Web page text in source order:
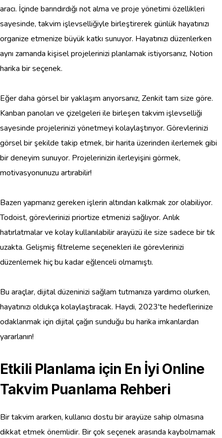
aracı. İçinde barındırdığı not alma ve proje yönetimi özellikleri
sayesinde, takvim işlevselliğiyle birleştirerek günlük hayatınızı
organize etmenize büyük katkı sunuyor. Hayatınızı düzenlerken
aynı zamanda kişisel projelerinizi planlamak istiyorsanız, Notion
harika bir seçenek.
Eğer daha görsel bir yaklaşım arıyorsanız, Zenkit tam size göre.
Kanban panoları ve çizelgeleri ile birleşen takvim işlevselliği
sayesinde projelerinizi yönetmeyi kolaylaştırıyor. Görevlerinizi
görsel bir şekilde takip etmek, bir harita üzerinden ilerlemek gibi
bir deneyim sunuyor. Projelerinizin ilerleyişini görmek,
motivasyonunuzu artırabilir!
Bazen yapmanız gereken işlerin altından kalkmak zor olabiliyor.
Todoist, görevlerinizi priortize etmenizi sağlıyor. Anlık
hatırlatmalar ve kolay kullanılabilir arayüzü ile size sadece bir tık
uzakta. Gelişmiş filtreleme seçenekleri ile görevlerinizi
düzenlemek hiç bu kadar eğlenceli olmamıştı.
Bu araçlar, dijital düzeninizi sağlam tutmanıza yardımcı olurken,
hayatınızı oldukça kolaylaştıracak. Haydi, 2023'te hedeflerinize
odaklanmak için dijital çağın sunduğu bu harika imkanlardan
yararlanın!
Etkili Planlama için En İyi Online
Takvim Puanlama Rehberi
Bir takvim ararken, kullanıcı dostu bir arayüze sahip olmasına
dikkat etmek önemlidir. Bir çok seçenek arasında kaybolmamak